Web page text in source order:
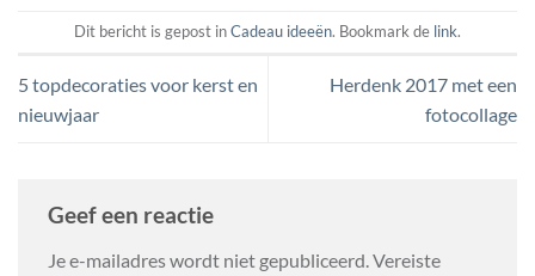
Dit bericht is gepost inCadeau ideeën. Bookmark de link.
5 topdecoraties voor kerst en
nieuwjaar
Herdenk 2017 met een
fotocollage
Geef een reactie
Je e-mailadres wordt niet gepubliceerd. Vereiste